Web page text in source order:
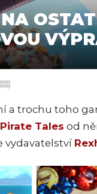
a trochu toho
Pirate Tales od
vydavatelství